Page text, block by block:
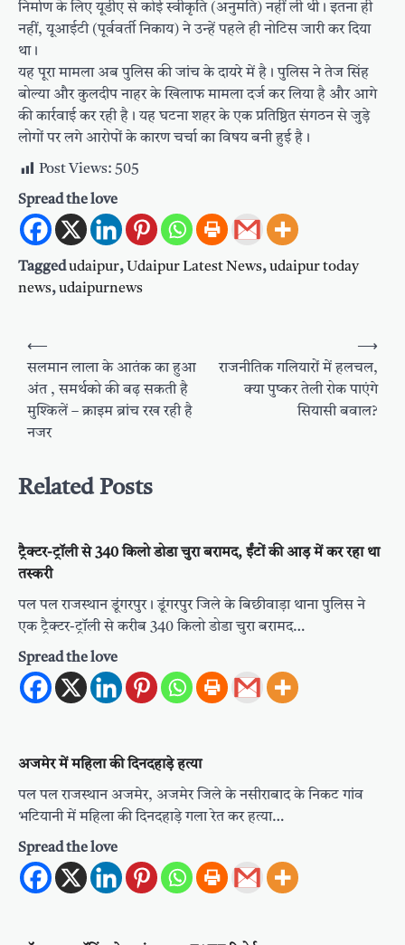
निर्माण के लिए यूडीए से कोई स्वीकृति (अनुमति) नहीं ली थी। इतना ही
नहीं, यूआईटी (पूर्ववर्ती निकाय) ने उन्हें पहले ही नोटिस जारी कर दिया
था।
​यह पूरा मामला अब पुलिस की जांच के दायरे में है। पुलिस ने तेज सिंह
बोल्या और कुलदीप नाहर के खिलाफ मामला दर्ज कर लिया है और आगे
की कार्रवाई कर रही है। यह घटना शहर के एक प्रतिष्ठित संगठन से जुड़े
लोगों पर लगे आरोपों के कारण चर्चा का विषय बनी हुई है।
Post Views: 505
Spread the love
Taggedudaipur, Udaipur Latest News,udaipur today
news,udaipurnews
Post
navigation
⟵
सलमान लाला के आतंक का हुआ
अंत , समर्थको की बढ़ सकती है
मुश्किलें – क्राइम ब्रांच रख रही है
नजर
राजनीतिक गलियारों में हलचल,
क्या पुष्कर तेली रोक पाएंगे
सियासी बवाल?
⟶
Related Posts
ट्रैक्टर-ट्रॉली से 340 किलो डोडा चुरा बरामद, ईंटों की आड़ में कर रहा था
तस्करी
पल पल राजस्थान डूंगरपुर। डूंगरपुर जिले के बिछीवाड़ा थाना पुलिस ने
एक ट्रैक्टर-ट्रॉली से करीब 340 किलो डोडा चुरा बरामद…
Spread the love
अजमेर में महिला की दिनदहाडे़ हत्या
पल पल राजस्थान अजमेर, अजमेर जिले के नसीराबाद के निकट गांव
भटियानी में महिला की दिनदहाडे़ गला रेत कर हत्या…
Spread the love